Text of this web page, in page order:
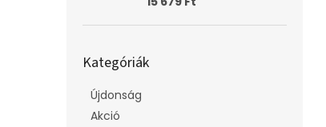
átugrása
Kategóriák
Újdonság
Akció